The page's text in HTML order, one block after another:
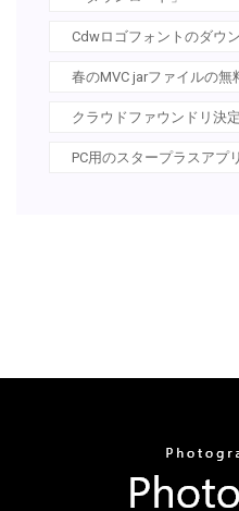
Cdwロゴフォントのダウ
春のMVC jarファイルの無
クラウドファウンドリ決
PC用のスタープラスアプ